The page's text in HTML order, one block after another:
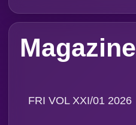
Magazine
FRI VOL XXI/01 2026